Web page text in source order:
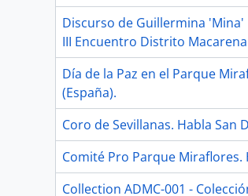
Discurso de Guillermina
III Encuentro Distrito
Día de la Paz en el Parque
(España).
Coro de Sevillanas. Habla San
Comité Pro Parque Miraflores.
Collection ADMC-001 -